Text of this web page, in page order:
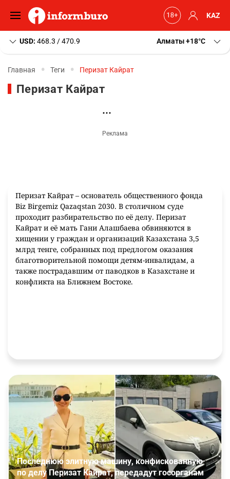
KAZ
USD: 468.3 / 470.9 Алматы+18 C
Главная Теги Перизат Кайрат
Перизат Кайрат
Перизат Кайрат – основатель общественного фонда
Biz Birgemiz Qazaqstan 2030. В столичном суде
проходит разбирательство по её делу. Перизат
Кайрат и её мать Гани Алашбаева обвиняются в
хищении у граждан и организаций Казахстана 3,5
млрд тенге, собранных под предлогом оказания
благотворительной помощи детям-инвалидам, а
также пострадавшим от паводков в Казахстане и
конфликта на Ближнем Востоке.
Последнюю элитную машину, конфискованную
по делу Перизат Кайрат, передадут госорганам